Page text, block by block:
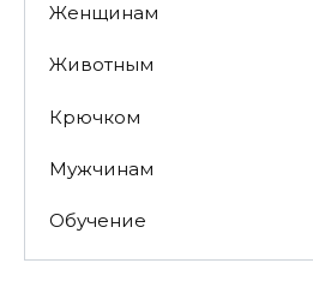
Женщинам
Животным
Крючком
Мужчинам
Обучение